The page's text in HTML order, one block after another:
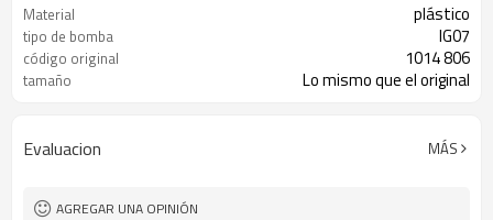
Material plástico
tipo de bomba IG07
código original 1014 806
tamaño Lo mismo que el original
Evaluacion MÁS
AGREGAR UNA OPINIÓN